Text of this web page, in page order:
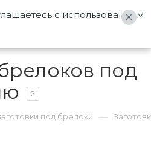
0
под
2
под брелоки —
с использованием